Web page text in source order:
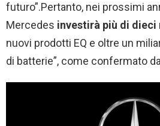
futuro”.Pertanto, nei prossimi
Mercedes investirà più di
nuovi prodotti EQ e oltre un
di batterie”, come confermato